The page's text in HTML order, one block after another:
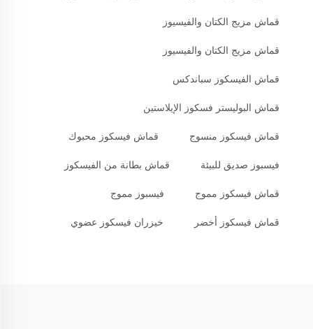
قماش مزيج الكتان والفيسيوز
قماش مزيج الكتان والفيسيوز
قماش الفيسكوز سباندكس
قماش البوليستر فسكوز الإيلاستين
قماش فيسكوز منسوج قماش فيسكوز محبوك
فيسبوز صديق للبيئة قماش بطانة من الفيسكوز
قماش فيسكوز مموج فيسبوز مموج
قماش فيسكوز أخضر خيزران فيسكوز عضوي